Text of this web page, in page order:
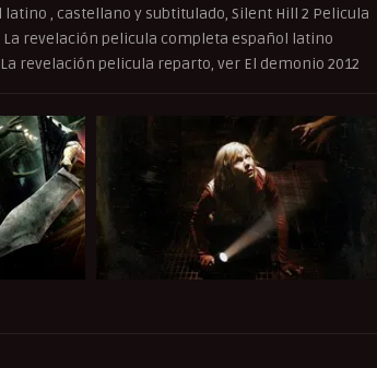
latino , castellano y subtitulado, Silent Hill 2 Pelicula
La revelación pelicula completa español latino
revelación pelicula reparto, ver El demonio 2012